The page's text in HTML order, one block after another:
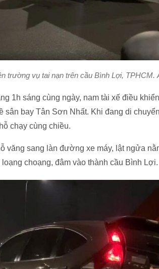
trường vụ tai nạn trên cầu Bình Lợi, TPHCM.
1h sáng cùng ngày, nam tài xế điều
sân bay Tân Sơn Nhất. Khi đang di
chạy cùng chiều.
văng sang làn đường xe máy, lật ngửa
choạng, đâm vào thành cầu Bình Lợi.